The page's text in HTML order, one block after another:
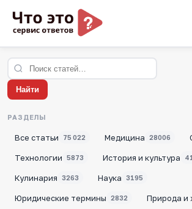
Найти
РАЗДЕЛЫ
Все статьи 75 022 Медицина 28006
Технологии 5873 История и культура
Кулинария 3263 Наука 3195
Юридические термины 2832 Природа и